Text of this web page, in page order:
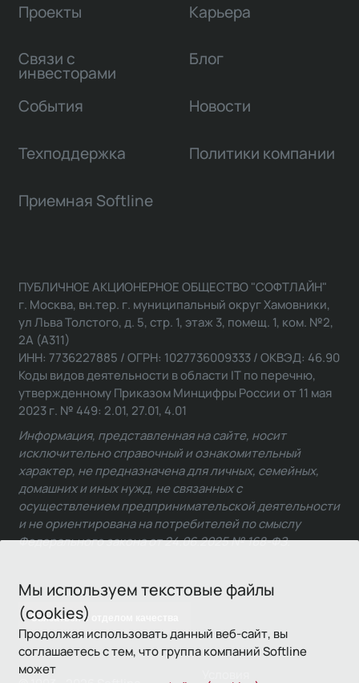
Мы используем текстовые файлы
(cookies)
Продолжая использовать данный веб-сайт, вы
соглашаетесь с тем, что группа компаний Softline
может
Проекты
Связи с
инвесторами
Карьера
Блог
События Новости
Техподдержка Политики компании
Приемная Softline
Связаться с отделом качества
ПУБЛИЧНОЕ АКЦИОНЕРНОЕ ОБЩЕСТВО "СОФТЛАЙН"
г. Москва, вн.тер. г. муниципальный округ Хамовники,
ул Льва Толстого, д. 5, стр. 1, этаж 3, помещ. 1, ком. №2,
2А (А311)
ИНН: 7736227885 / ОГРН: 1027736009333 / ОКВЭД: 46.90
Коды видов деятельности в области IT по перечню,
утвержденному Приказом Минцифры России от 11 мая
2023 г. № 449: 2.01, 27.01, 4.01
Информация, представленная на сайте, носит
исключительно справочный и ознакомительный
характер, не предназначена для личных, семейных,
домашних и иных нужд, не связанных с
осуществлением предпринимательской деятельности
и не ориентирована на потребителей по смыслу
Федерального закона от 24.06.2025 № 168-ФЗ.